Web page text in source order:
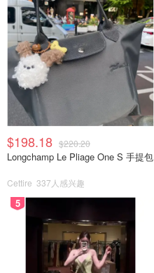
$198.18 $220.20
Longchamp Le Pliage One S 手提包
Cettire 337人感兴趣
5